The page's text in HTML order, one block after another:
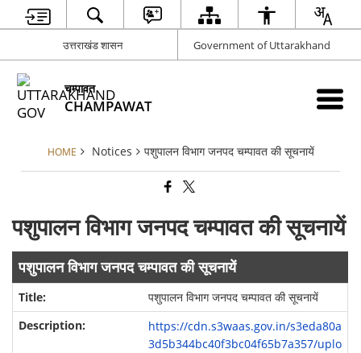
उत्तराखंड शासन Government of Uttarakhand
चम्पावत
CHAMPAWAT
HOME Notices पशुपालन विभाग जनपद चम्पावत की सूचनायें
पशुपालन विभाग जनपद चम्पावत की सूचनायें
पशुपालन विभाग जनपद चम्पावत की सूचनायें
पशुपालन विभाग जनपद चम्पावत की सूचनायें
https://cdn.s3waas.gov.in/s3eda80a
3d5b344bc40f3bc04f65b7a357/uplo